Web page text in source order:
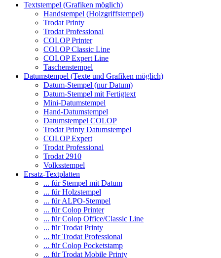
Textstempel (Grafiken möglich)
Handstempel (Holzgriffstempel)
Trodat Printy
Trodat Professional
COLOP Printer
COLOP Classic Line
COLOP Expert Line
Taschenstempel
Datumstempel (Texte und Grafiken möglich)
Datum-Stempel (nur Datum)
Datum-Stempel mit Fertigtext
Mini-Datumstempel
Hand-Datumstempel
Datumstempel COLOP
Trodat Printy Datumstempel
COLOP Expert
Trodat Professional
Trodat 2910
Volksstempel
Ersatz-Textplatten
... für Stempel mit Datum
... für Holzstempel
... für ALPO-Stempel
... für Colop Printer
... für Colop Office/Classic Line
... für Trodat Printy
... für Trodat Professional
... für Colop Pocketstamp
... für Trodat Mobile Printy